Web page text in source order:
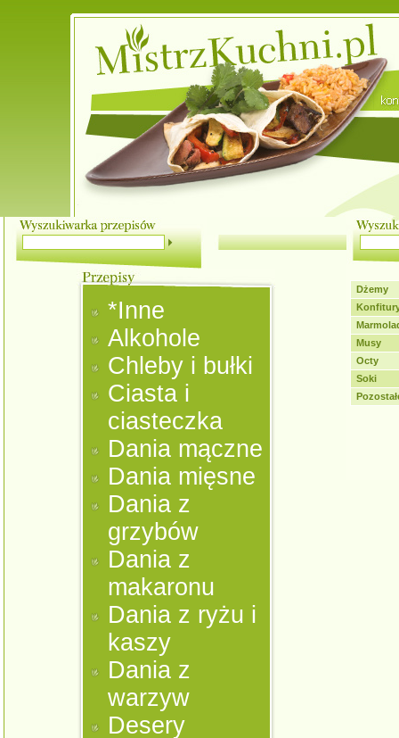
*Inne
Alkohole
Chleby i bułki
Ciasta i
ciasteczka
Dania mączne
Dania mięsne
Dania z
grzybów
Dania z
makaronu
Dania z ryżu i
kaszy
Dania z
warzyw
Desery
Dżemy
Musy
Octy
Soki